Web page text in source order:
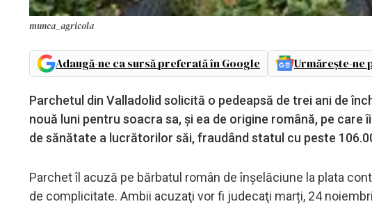
munca_agricola
Adaugă-ne ca sursă preferată în Google Urmărește-ne
Parchetul din Valladolid solicită o pedeapsă de trei ani de
nouă luni pentru soacra sa, şi ea de origine română, pe
de sănătate a lucrătorilor săi, fraudând statul cu peste
Parchet îl acuză pe bărbatul român de înșelăciune la plata
de complicitate. Ambii acuzaţi vor fi judecaţi marți, 24